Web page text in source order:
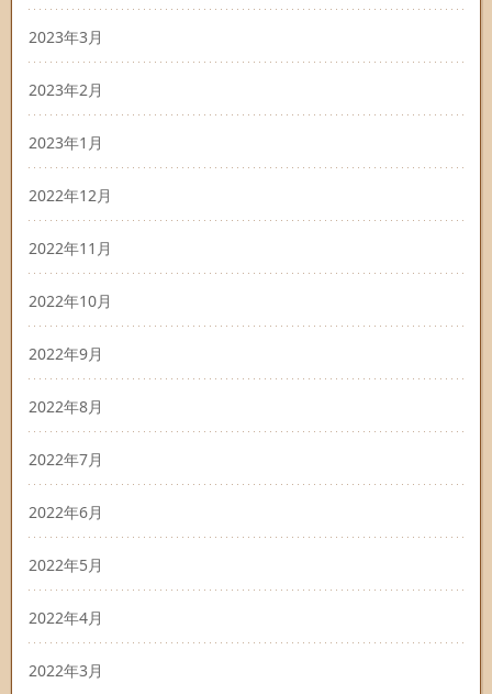
2023年3月
2023年2月
2023年1月
2022年12月
2022年11月
2022年10月
2022年9月
2022年8月
2022年7月
2022年6月
2022年5月
2022年4月
2022年3月